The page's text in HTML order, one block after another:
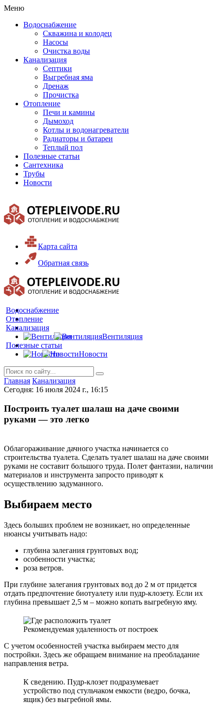
Меню
Водоснабжение
Скважина и колодец
Насосы
Очистка воды
Канализация
Септики
Выгребная яма
Дренаж
Прочистка
Отопление
Печи и камины
Дымоход
Котлы и водонагреватели
Радиаторы и батареи
Теплый пол
Полезные статьи
Сантехника
Трубы
Новости
Карта сайта
Обратная связь
Водоснабжение
Отопление
Канализация
Вентиляция
Полезные статьи
Новости
Главная Канализация
Сегодня: 16 июля 2024 г., 16:15
Построить туалет шалаш на даче своими
руками — это легко
Облагораживание дачного участка начинается со
строительства туалета. Сделать туалет шалаш на даче своими
руками не составит большого труда. Полет фантазии, наличии
материалов и инструмента запросто приводят к
осуществлению задуманного.
Выбираем место
Здесь больших проблем не возникает, но определенные
нюансы учитывать надо:
глубина залегания грунтовых вод;
особенности участка;
роза ветров.
При глубине залегания грунтовых вод до 2 м от придется
отдать предпочтение биотуалету или пудр-клозету. Если их
глубина превышает 2,5 м – можно копать выгребную яму.
Рекомендуемая удаленность от построек
С учетом особенностей участка выбираем место для
постройки. Здесь же обращаем внимание на преобладание
направления ветра.
К сведению. Пудр-клозет подразумевает
устройство под стульчаком емкости (ведро, бочка,
ящик) без выгребной ямы.